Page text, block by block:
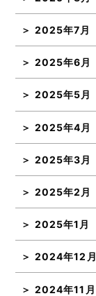
2025年7月
2025年6月
2025年5月
2025年4月
2025年3月
2025年2月
2025年1月
2024年12月
2024年11月